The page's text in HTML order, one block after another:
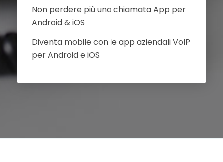
Non perdere più una chiamata App per
Android & iOS
Diventa mobile con le app aziendali VoIP
per Android e iOS